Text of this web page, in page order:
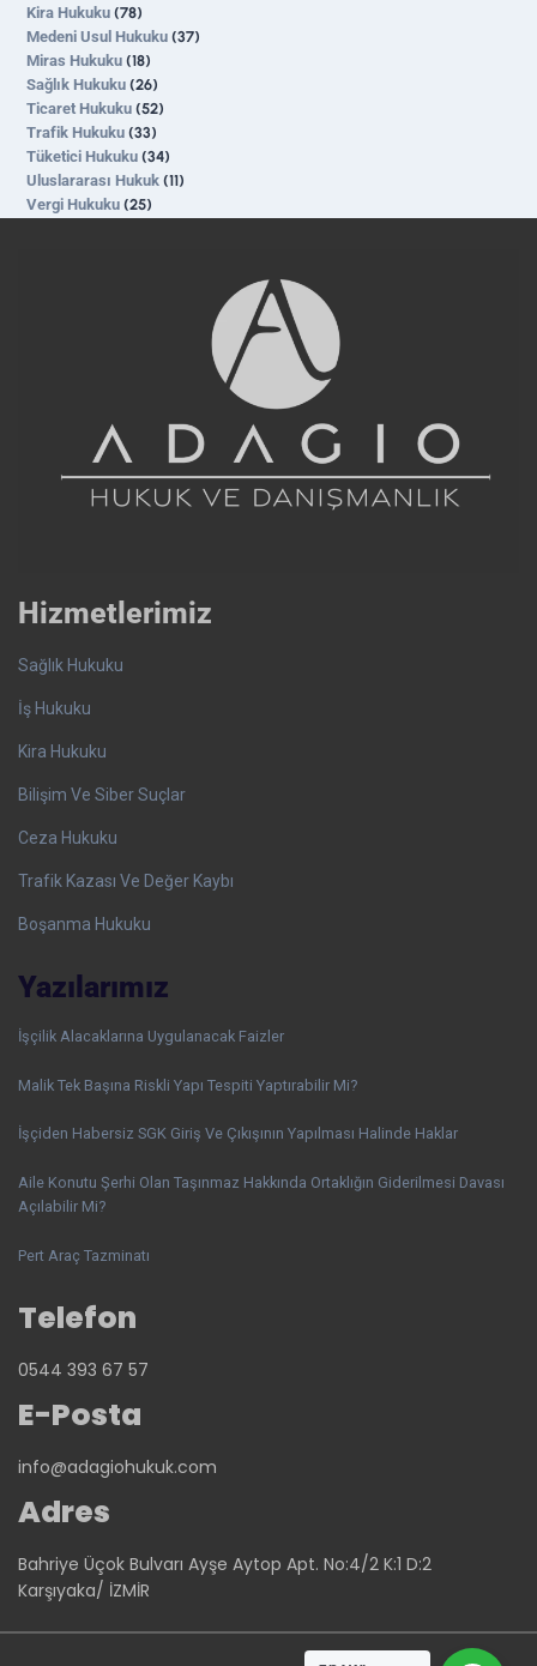
Kira Hukuku (78)
Medeni Usul Hukuku (37)
Miras Hukuku (18)
Sağlık Hukuku (26)
Ticaret Hukuku (52)
Trafik Hukuku (33)
Tüketici Hukuku (34)
Uluslararası Hukuk (11)
Vergi Hukuku (25)
Hizmetlerimiz
Sağlık Hukuku
İş Hukuku
Kira Hukuku
Bilişim Ve Siber Suçlar
Ceza Hukuku
Trafik Kazası Ve Değer Kaybı
Boşanma Hukuku
Yazılarımız
İşçilik Alacaklarına Uygulanacak Faizler
Malik Tek Başına Riskli Yapı Tespiti Yaptırabilir Mi?
İşçiden Habersiz SGK Giriş Ve Çıkışının Yapılması Halinde Haklar
Aile Konutu Şerhi Olan Taşınmaz Hakkında Ortaklığın Giderilmesi Davası
Açılabilir Mi?
Pert Araç Tazminatı
Telefon
0544 393 67 57
E-Posta
info@adagiohukuk.com
Adres
Bahriye Üçok Bulvarı Ayşe Aytop Apt. No:4/2 K:1 D:2
Karşıyaka/ İZMİR